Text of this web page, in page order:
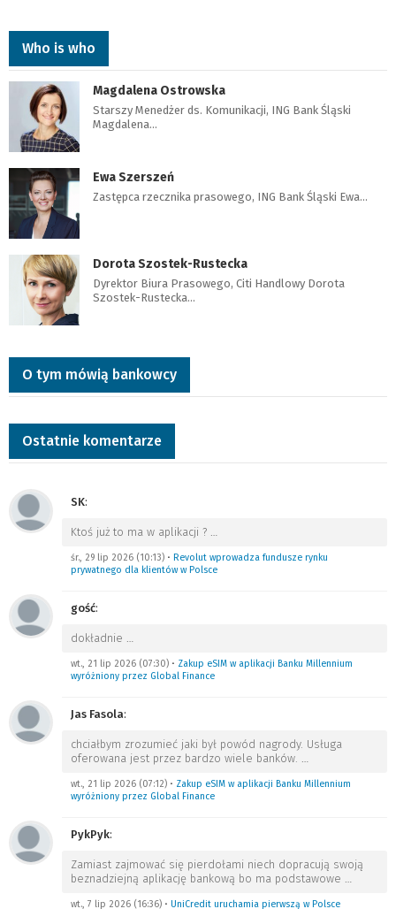
Who is who
Magdalena Ostrowska
Starszy Menedżer ds. Komunikacji, ING Bank Śląski
Magdalena…
Ewa Szerszeń
Zastępca rzecznika prasowego, ING Bank Śląski Ewa…
Dorota Szostek-Rustecka
Dyrektor Biura Prasowego, Citi Handlowy Dorota
Szostek-Rustecka…
O tym mówią bankowcy
Ostatnie komentarze
SK:
Ktoś już to ma w aplikacji ? …
śr., 29 lip 2026 (10:13) • Revolut wprowadza fundusze rynku
prywatnego dla klientów w Polsce
gość:
dokładnie …
wt., 21 lip 2026 (07:30) • Zakup eSIM w aplikacji Banku Millennium
wyróżniony przez Global Finance
Jas Fasola:
chciałbym zrozumieć jaki był powód nagrody. Usługa
oferowana jest przez bardzo wiele banków. …
wt., 21 lip 2026 (07:12) • Zakup eSIM w aplikacji Banku Millennium
wyróżniony przez Global Finance
PykPyk:
Zamiast zajmować się pierdołami niech dopracują swoją
beznadziejną aplikację bankową bo ma podstawowe …
wt., 7 lip 2026 (16:36) • UniCredit uruchamia pierwszą w Polsce